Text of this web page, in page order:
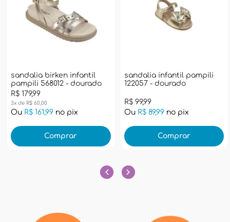
sandalia birken infantil
pampili 568012 - dourado
R$ 179,99
3x de R$ 60,00
Ou R$ 161,99 no pix
Comprar
sandalia infantil pampili
122057 - dourado
R$ 99,99
Ou R$ 89,99no pix
Comprar